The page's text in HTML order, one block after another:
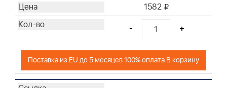
1582 i
- +
Поставка из EU до 5 месяцев 100% оплата В корзину